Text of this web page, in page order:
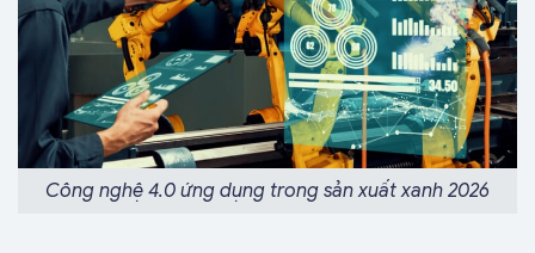
Công nghệ 4.0 ứng dụng trong sản xuất xanh 2026